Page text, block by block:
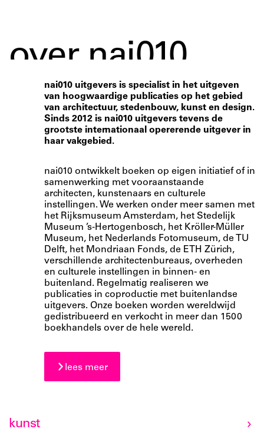
over nai010
nai010 uitgevers is specialist in het uitgeven
van hoogwaardige publicaties op het gebied
van architectuur, stedenbouw, kunst en design.
Sinds 2012 is nai010 uitgevers tevens de
grootste internationaal opererende uitgever in
haar vakgebied.
nai010 ontwikkelt boeken op eigen initiatief of in
samenwerking met vooraanstaande
architecten, kunstenaars en culturele
instellingen. We werken onder meer samen met
het Rijksmuseum Amsterdam, het Stedelijk
Museum ’s-Hertogenbosch, het Kröller-Müller
Museum, het Nederlands Fotomuseum, de TU
Delft, het Mondriaan Fonds, de ETH Zürich,
verschillende architectenbureaus, overheden
en culturele instellingen in binnen- en
buitenland. Regelmatig realiseren we
publicaties in coproductie met buitenlandse
uitgevers. Onze boeken worden wereldwijd
gedistribueerd en verkocht in meer dan 1500
boekhandels over de hele wereld.
lees meer
kunst